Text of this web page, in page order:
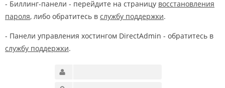
- Биллинг-панели - перейдите на страницу восстановления
пароля, либо обратитесь в службу поддержки.
- Панели управления хостингом DirectAdmin - обратитесь в
службу поддержки.